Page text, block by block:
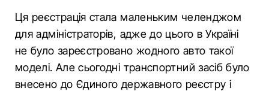
Ця реєстрація стала маленьким челенджом
для адміністраторів, адже до цього в Україні
не було зареєстровано жодного авто такої
моделі. Але сьогодні транспортний засіб було
внесено до Єдиного державного реєстру і